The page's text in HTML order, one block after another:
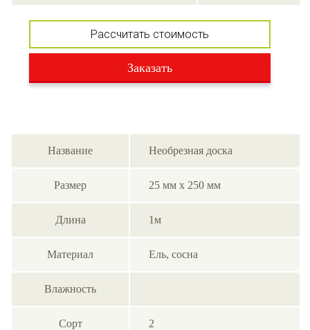
Рассчитать стоимость
Заказать
Название Необрезная доска
Размер 25 мм х 250 мм
Длина 1м
Материал Ель, сосна
Влажность
Сорт 2